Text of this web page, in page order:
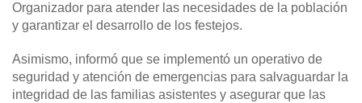
Organizador para atender las necesidades de la población
y garantizar el desarrollo de los festejos.
Asimismo, informó que se implementó un operativo de
seguridad y atención de emergencias para salvaguardar la
integridad de las familias asistentes y asegurar que las